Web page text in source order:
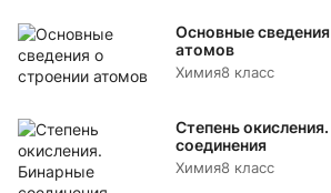
Основные
атомов
Химия8 класс
Степень
соединения
Химия8 класс